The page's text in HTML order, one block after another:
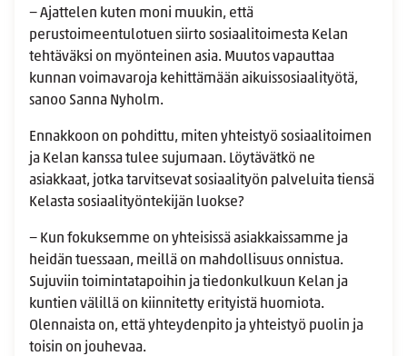
− Ajattelen kuten moni muukin, että
perustoimeentulotuen siirto sosiaalitoimesta Kelan
tehtäväksi on myönteinen asia. Muutos vapauttaa
kunnan voimavaroja kehittämään aikuissosiaalityötä,
sanoo Sanna Nyholm.
Ennakkoon on pohdittu, miten yhteistyö sosiaalitoimen
ja Kelan kanssa tulee sujumaan. Löytävätkö ne
asiakkaat, jotka tarvitsevat sosiaalityön palveluita tiensä
Kelasta sosiaalityöntekijän luokse?
− Kun fokuksemme on yhteisissä asiakkaissamme ja
heidän tuessaan, meillä on mahdollisuus onnistua.
Sujuviin toimintatapoihin ja tiedonkulkuun Kelan ja
kuntien välillä on kiinnitetty erityistä huomiota.
Olennaista on, että yhteydenpito ja yhteistyö puolin ja
toisin on jouhevaa.